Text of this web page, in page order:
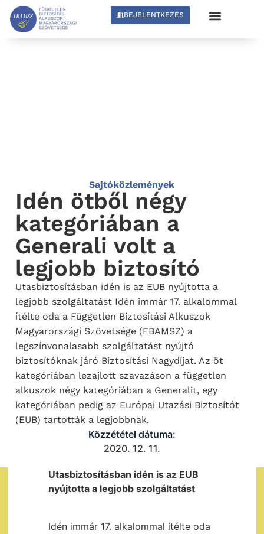
BEJELENTKEZÉS
Sajtóközlemények
Idén ötből négy
kategóriában a
Generali volt a
legjobb biztosító
Utasbiztosításban idén is az EUB nyújtotta a
legjobb szolgáltatást Idén immár 17. alkalommal
ítélte oda a Független Biztosítási Alkuszok
Magyarországi Szövetsége (FBAMSZ) a
legszínvonalasabb szolgáltatást nyújtó
biztosítóknak járó Biztosítási Nagydíjat. Az öt
kategóriában lezajlott szavazáson a független
alkuszok négy kategóriában a Generalit, egy
kategóriában pedig az Európai Utazási Biztosítót
(EUB) tartották a legjobbnak.
Közzététel dátuma:
2020. 12. 11.
Utasbiztosításban idén is az EUB
nyújtotta a legjobb szolgáltatást
Idén immár 17. alkalommal ítélte oda